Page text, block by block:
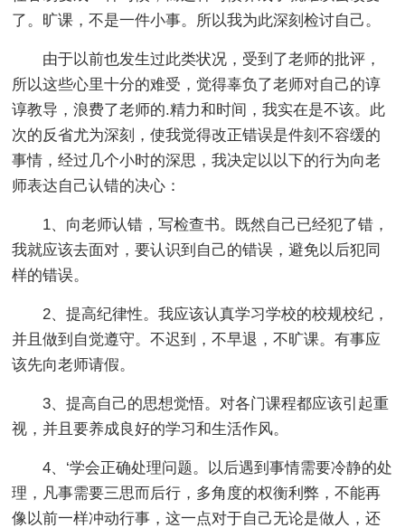
了。旷课，不是一件小事。所以我为此深刻检讨自己。
由于以前也发生过此类状况，受到了老师的批评，
所以这些心里十分的难受，觉得辜负了老师对自己的谆
谆教导，浪费了老师的.精力和时间，我实在是不该。此
次的反省尤为深刻，使我觉得改正错误是件刻不容缓的
事情，经过几个小时的深思，我决定以以下的行为向老
师表达自己认错的决心：
1、向老师认错，写检查书。既然自己已经犯了错，
我就应该去面对，要认识到自己的错误，避免以后犯同
样的错误。
2、提高纪律性。我应该认真学习学校的校规校纪，
并且做到自觉遵守。不迟到，不早退，不旷课。有事应
该先向老师请假。
3、提高自己的思想觉悟。对各门课程都应该引起重
视，并且要养成良好的学习和生活作风。
4、‘学会正确处理问题。以后遇到事情需要冷静的处
理，凡事需要三思而后行，多角度的权衡利弊，不能再
像以前一样冲动行事，这一点对于自己无论是做人，还